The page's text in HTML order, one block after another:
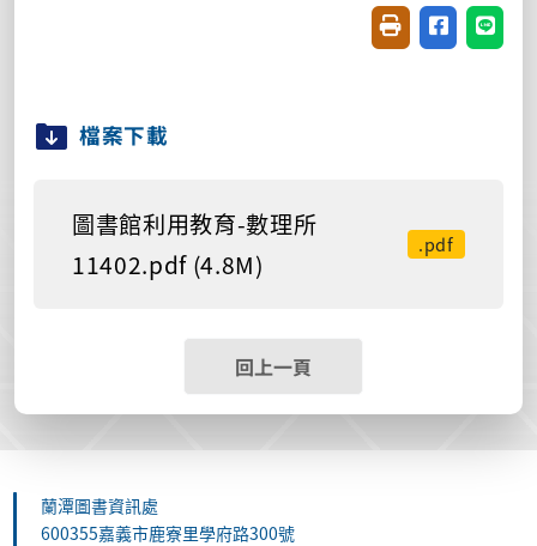
友善列印(開新視
分享至臉書
分享
檔案下載
圖書館利用教育-數理所
11402.pdf (4.8M)
.pdf
回上一頁
蘭潭圖書資訊處
600355嘉義市鹿寮里學府路300號